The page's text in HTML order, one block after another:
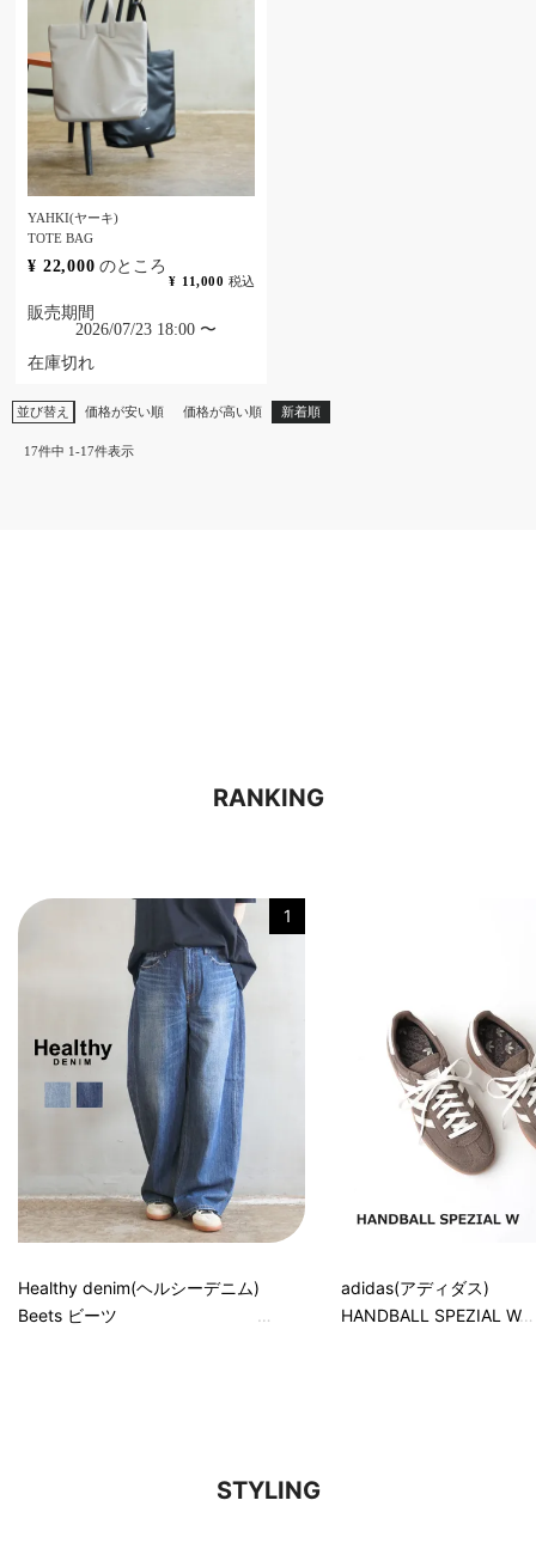
YAHKI(ヤーキ)
TOTE BAG
¥ 22,000 のところ
¥ 11,000 税込
販売期間
2026/07/23 18:00 〜
在庫切れ
並び替え 価格が安い順 価格が高い順 新着順
17件中 1-17件表示
RANKING
1
Healthy denim(ヘルシーデニム)
Beets ビーツ
adidas(アディダス)
HANDBALL SPEZIAL W
STYLING